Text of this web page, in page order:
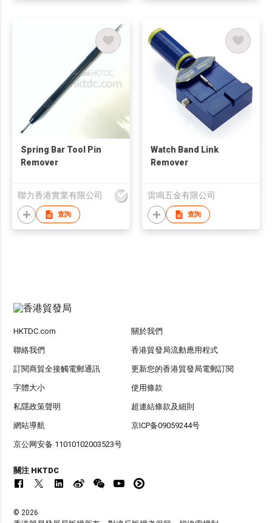
Spring Bar Tool Pin
Remover
聯力香港實業有限公司
查詢
Watch Band Link
Remover
雷鳴五金有限公司
查詢
HKTDC.com 關於我們
聯絡我們 香港貿發局流動應用程式
訂閱商貿全接觸電郵通訊 更新您的香港貿發局電郵訂閱
字體大小 使用條款
私隱政策聲明 超連結條款及細則
網站導航 京ICP备09059244号
京公网安备 11010102003523号
關注 HKTDC
© 2026